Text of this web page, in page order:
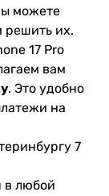
можете
решить их.
17 Pro
вам
. Это удобно
на
7
в любой